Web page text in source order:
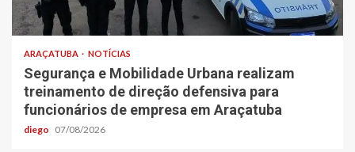
ARAÇATUBA NOTÍCIAS
Segurança e Mobilidade Urbana realizam
treinamento de direção defensiva para
funcionários de empresa em Araçatuba
diego 07/08/2026